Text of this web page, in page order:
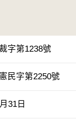
字第1238號
民字第2250號
31日